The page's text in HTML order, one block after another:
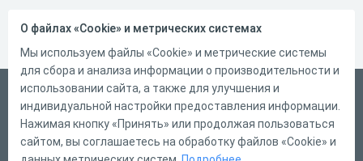
Русский
Справка
Форма обратной связи
О файлах «Cookie» и метрических системах
Мы используем файлы «Cookie» и метрические системы
для сбора и анализа информации о производительности и
использовании сайта, а также для улучшения и
индивидуальной настройки предоставления информации.
Нажимая кнопку «Принять» или продолжая пользоваться
сайтом, вы соглашаетесь на обработку файлов «Cookie» и